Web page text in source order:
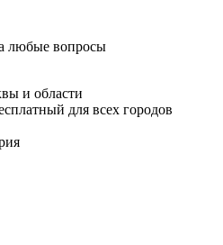
любые вопросы
и области
для всех городов